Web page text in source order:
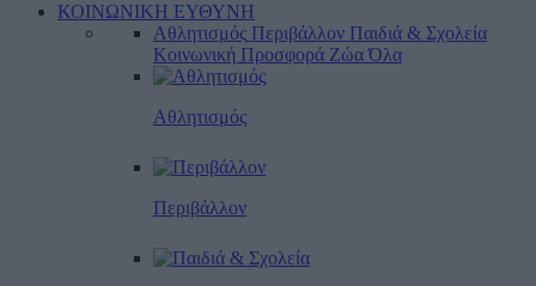
ΚΟΙΝΩΝΙΚΗ ΕΥΘΥΝΗ
Αθλητισμός Περιβάλλον Παιδιά & Σχολεία
Κοινωνική Προσφορά Ζώα Όλα
Αθλητισμός
Περιβάλλον